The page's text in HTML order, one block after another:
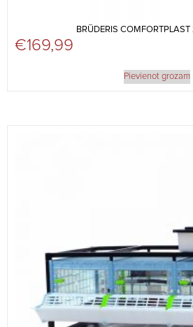
BRŪDERIS
€169,99
Pievienot grozam